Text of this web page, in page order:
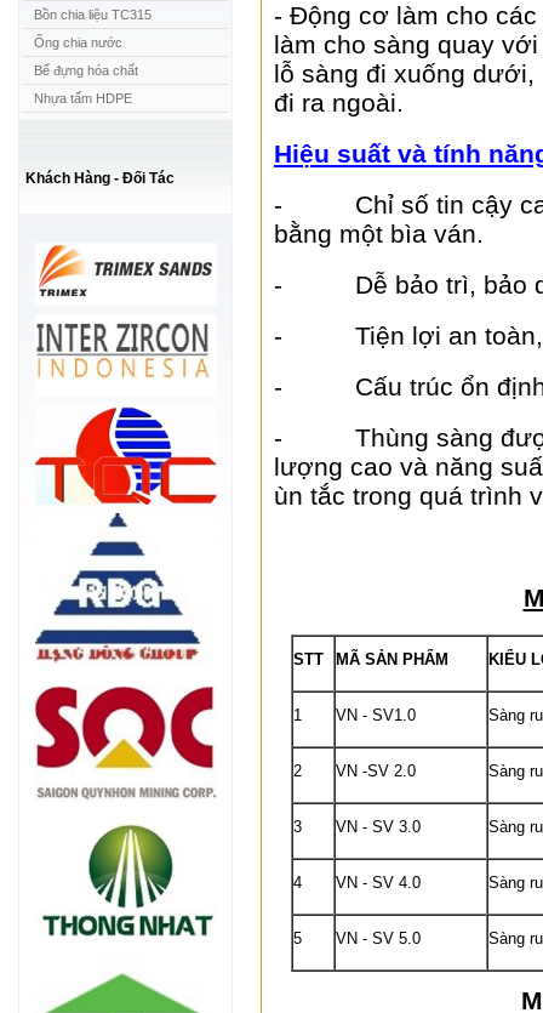
Bồn chia liệu TC315
Ống chia nước
Bể đựng hóa chất
Nhựa tấm HDPE
Khách Hàng - Đối Tác
- Động cơ làm cho
làm cho sàng quay
lỗ sàng đi xuống
đi ra ngoài.
Hiệu suất và tính
- Chỉ số tin cậy cao,
bằng một bìa ván.
- Dễ bảo trì, bảo
- Tiện lợi an toàn,
- Cấu trúc ổn định,
- Thùng sàng được
lượng cao và năng
ùn tắc trong quá trình
STT MÃ SẢN PHẨM KIỂU
1 VN - SV1.0 Sàng
2 VN -SV 2.0 Sàng
3 VN - SV 3.0 Sàng
4 VN - SV 4.0 Sàng
5 VN - SV 5.0 Sàng